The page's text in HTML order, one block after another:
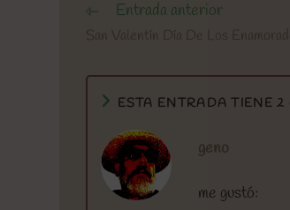
Leer
más
artículos
Entrada anterior
San Valentín Día De Los
ESTA ENTRADA TIENE 2
geno
me gustó: